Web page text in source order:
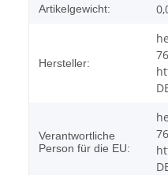
Artikelgewicht:
Hersteller:
Verantwortliche
Person für die EU: